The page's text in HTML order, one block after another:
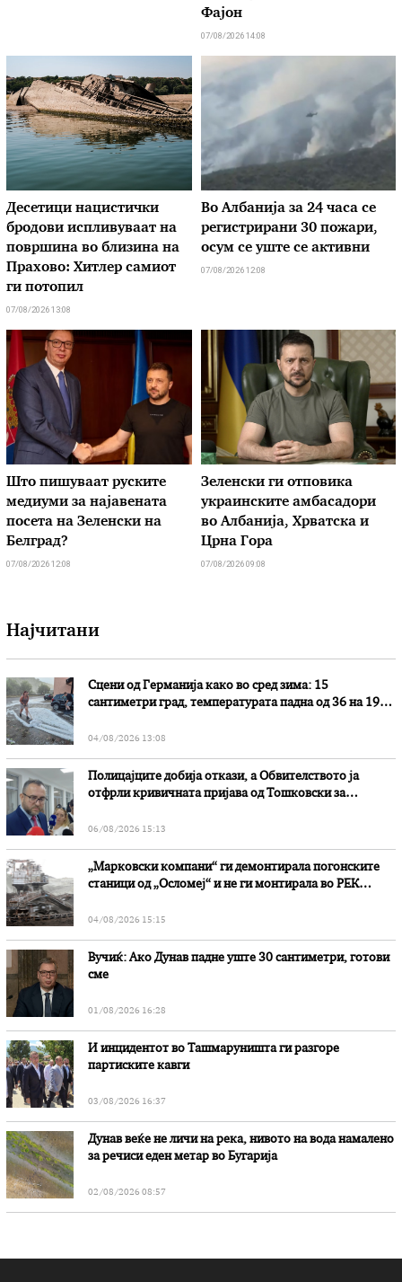
Фајон
07/08/2026 14:08
Десетици нацистички
бродови испливуваат на
површина во близина на
Прахово: Хитлер самиот
ги потопил
07/08/2026 13:08
Во Албанија за 24 часа се
регистрирани 30 пожари,
осум се уште се активни
07/08/2026 12:08
Што пишуваат руските
медиуми за најавената
посета на Зеленски на
Белград?
07/08/2026 12:08
Зеленски ги отповика
украинските амбасадори
во Албанија, Хрватска и
Црна Гора
07/08/2026 09:08
Најчитани
Сцени од Германија како во сред зима: 15
сантиметри град, температурата падна од 36 на 19
04/08/2026 13:08
Полицајците добија откази, а Обвителството ја
отфрли кривичната пријава од Тошковски за
06/08/2026 15:13
„Марковски компани“ ги демонтирала погонските
станици од „Осломеј“ и не ги монтирала во РЕК
04/08/2026 15:15
Вучиќ: Ако Дунав падне уште 30 сантиметри, готови
сме
01/08/2026 16:28
И инцидентот во Ташмаруништa ги разгоре
партиските кавги
03/08/2026 16:37
Дунав веќе не личи на река, нивото на вода намалено
за речиси еден метар во Бугарија
02/08/2026 08:57